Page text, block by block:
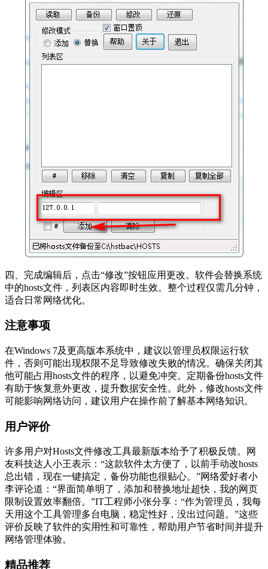
四、完成编辑后，点击“修改”按钮应用更改。软件会替换系统
中的hosts文件，列表区内容即时生效。整个过程仅需几分钟，
适合日常网络优化。
注意事项
在Windows 7及更高版本系统中，建议以管理员权限运行软
件，否则可能出现权限不足导致修改失败的情况。确保关闭其
他可能占用hosts文件的程序，以避免冲突。定期备份hosts文件
有助于恢复意外更改，提升数据安全性。此外，修改hosts文件
可能影响网络访问，建议用户在操作前了解基本网络知识。
用户评价
许多用户对Hosts文件修改工具最新版本给予了积极反馈。网
友科技达人小王表示：“这款软件太方便了，以前手动改hosts
总出错，现在一键搞定，备份功能也很贴心。”网络爱好者小
李评论道：“界面简单明了，添加和替换地址超快，我的网页
限制设置效率翻倍。”IT工程师小张分享：“作为管理员，我每
天用这个工具管理多台电脑，稳定性好，没出过问题。”这些
评价反映了软件的实用性和可靠性，帮助用户节省时间并提升
网络管理体验。
精品推荐